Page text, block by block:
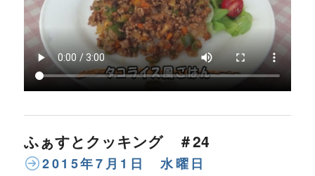
ふぁすとクッキング ＃24
2015年7月1日 水曜日